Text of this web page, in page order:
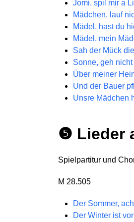
Jomi, spil mir a
Mädchen, lauf
Mädel, hast du
Mädel, mein
Sah der Mück
Sonne, geh
Über meiner
Und der Bauer
Unsre Mädchen
❺ Lieder
Spielpartitur und
M 28.505
Der Sommer,
Der Winter ist